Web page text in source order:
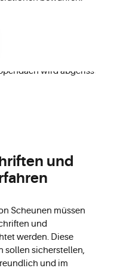
und
Scheunen müssen
und
werden. Diese
sollen sicherstellen,
und im